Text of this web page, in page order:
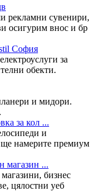
рекламни сувенири,
осигурим внос и бр
София
за
обекти.
и мидори.
за кол ...
и
ще намерите премиум
магазин ...
бизнес
цялостни уеб